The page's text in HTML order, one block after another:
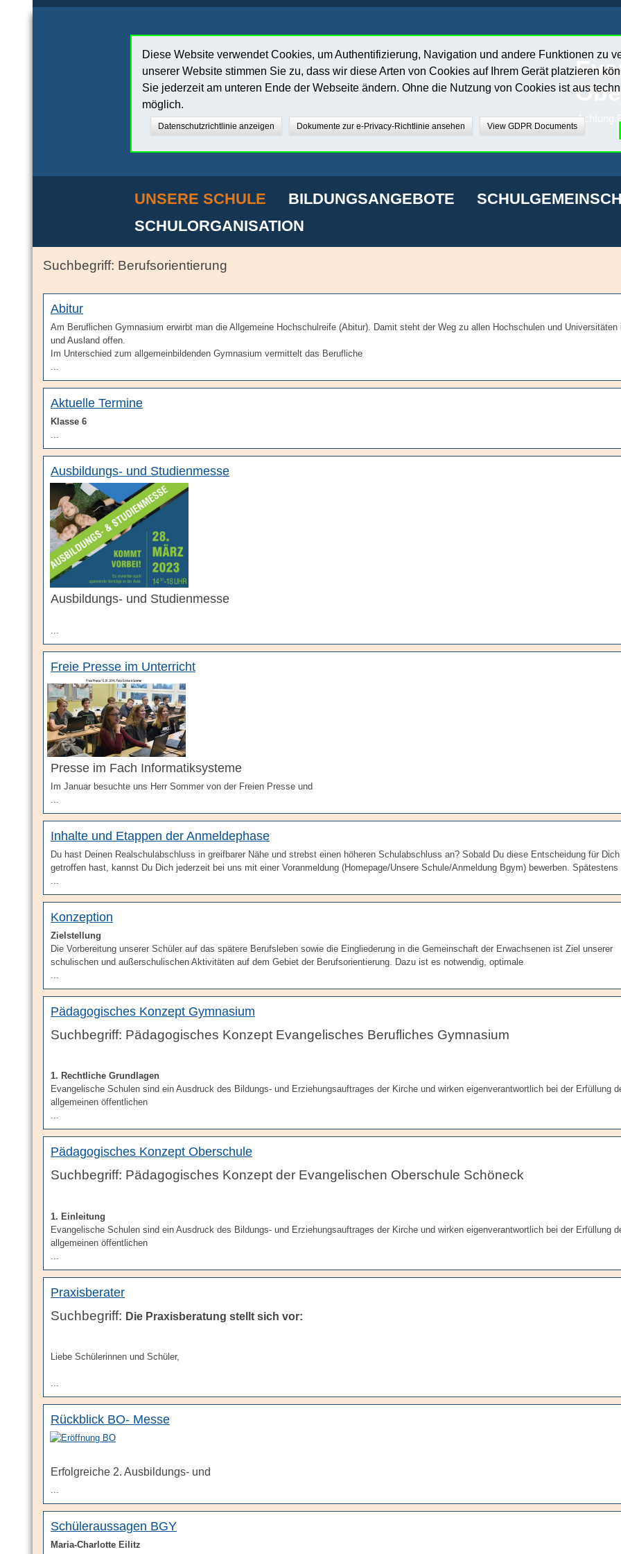
UNSERE SCHULE BILDUNGSANGEBOTE
SCHULORGANISATION
Berufsorientierung
Abitur
Am Beruflichen Gymnasium erwirbt man die Allgemeine Hochschulreife (Abitur). Damit steht der Weg zu allen Hochschulen und Universitäten
und Ausland offen.
Im Unterschied zum allgemeinbildenden Gymnasium vermittelt das Berufliche
...
Aktuelle Termine
Klasse 6
...
Ausbildungs- und Studienmesse
Ausbildungs- und Studienmesse
...
Freie Presse im Unterricht
Presse im Fach Informatiksysteme
Im Januar besuchte uns Herr Sommer von der Freien Presse und
Inhalte und Etappen der Anmeldephase
Du hast Deinen Realschulabschluss in greifbarer Nähe und strebst einen höheren Schulabschluss an? Sobald Du diese Entscheidung für Dich
getroffen hast, kannst Du Dich jederzeit bei uns mit einer Voranmeldung (Homepage/Unsere Schule/Anmeldung Bgym) bewerben. Spätestens
Konzeption
Zielstellung
Die Vorbereitung unserer Schüler auf das spätere Berufsleben sowie die Eingliederung in die Gemeinschaft der Erwachsenen ist Ziel unserer
schulischen und außerschulischen Aktivitäten auf dem Gebiet der Berufsorientierung. Dazu ist es notwendig, optimale
Pädagogisches Konzept Gymnasium
Pädagogisches Konzept Evangelisches Berufliches Gymnasium
1. Rechtliche Grundlagen
Evangelische Schulen sind ein Ausdruck des Bildungs- und Erziehungsauftrages der Kirche und wirken eigenverantwortlich bei der Erfüllung
allgemeinen öffentlichen
...
Pädagogisches Konzept Oberschule
Pädagogisches Konzept der Evangelischen Oberschule Schöneck
1. Einleitung
Evangelische Schulen sind ein Ausdruck des Bildungs- und Erziehungsauftrages der Kirche und wirken eigenverantwortlich bei der Erfüllung
allgemeinen öffentlichen
Praxisberater
Die Praxisberatung stellt sich vor:
Liebe Schülerinnen und Schüler,
...
Rückblick BO- Messe
Erfolgreiche 2. Ausbildungs- und
...
Schüleraussagen BGY
Maria-Charlotte Eilitz
Diese Website verwendet Cookies, um Authentifizierung, Navigation und andere Funktionen zu
unserer Website stimmen Sie zu, dass wir diese Arten von Cookies auf Ihrem Gerät platzieren
Sie jederzeit am unteren Ende der Webseite ändern. Ohne die Nutzung von Cookies ist aus
möglich.
Datenschutzrichtlinie anzeigen Dokumente zur e-Privacy-Richtlinie ansehen View GDPR Documents